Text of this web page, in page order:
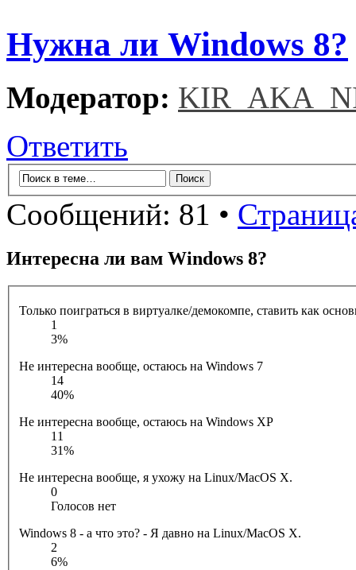
Нужна ли Windows 8?
Модератор:
Ответить
Сообщений: 81 •
Интересна ли вам Windows 8?
Только поиграться в виртуалке/демокомпе, ставить как
1
3%
Не интересна вообще, остаюсь на Windows 7
14
40%
Не интересна вообще, остаюсь на Windows XP
11
31%
Не интересна вообще, я ухожу на Linux/MacOS X.
0
Голосов нет
Windows 8 - а что это? - Я давно на Linux/MacOS X.
2
6%